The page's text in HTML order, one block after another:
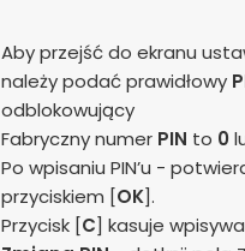
Aby przejść do ekranu
należy podać prawidłowy
odblokowujący
Fabryczny numer PIN to 0
Po wpisaniu PIN’u -
przyciskiem [OK].
Przycisk [C] kasuje